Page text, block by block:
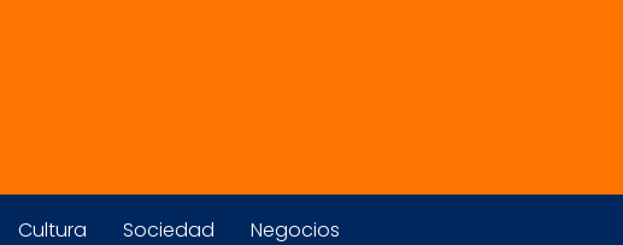
Cultura Sociedad Negocios